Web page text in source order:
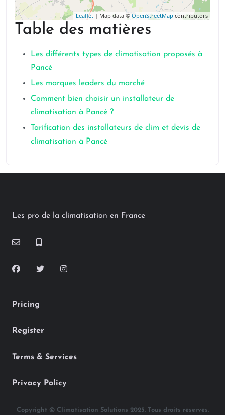
Leaflet | Map data ©OpenStreetMap contributors
Table des matières
Les différents types de climatisation proposés à
Pancé
Les marques leaders du marché
Comment bien choisir un installateur de
climatisation à Pancé ?
Tarification des installateurs de clim et devis de
climatisation à Pancé
Les pro de la climatisation en France
Pricing
Register
Terms & Services
Privacy Policy
Copyright © Climatisation Solutions 2025. Tous droits réservés.